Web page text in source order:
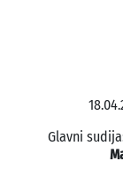
Glavni